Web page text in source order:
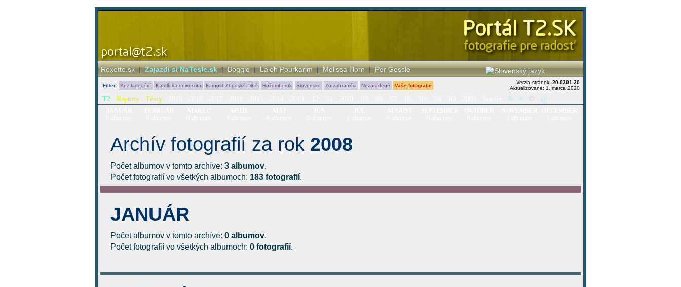
Roxette.sk|Zajazdi si NaTesle.sk|Boggie|Laleh Pourkarim|Melissa Horn|Per Gessle
Verzia stránok: 20.0301.20
Aktualizované: 1. marca 2020
Filter: Bez kategórií Katolícka univerzita Farnosť Zbudské Dlhé Ružomberok Slovensko Zo zahraničia Nezaradené Vaše fotografie
T2 Reporty Témy & # © @
Archív fotografií za rok 2008
Počet albumov v tomto archíve: 3 albumov.
Počet fotografií vo všetkých albumoch: 183 fotografií.
JANUÁR
Počet albumov v tomto archíve: 0 albumov.
Počet fotografií vo všetkých albumoch: 0 fotografií.